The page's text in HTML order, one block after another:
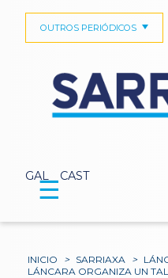
GAL CAST
OUTROS PERIÓDICOS
☰
INICIO > SARRIAXA >
LÁNCARA ORGANIZA UN